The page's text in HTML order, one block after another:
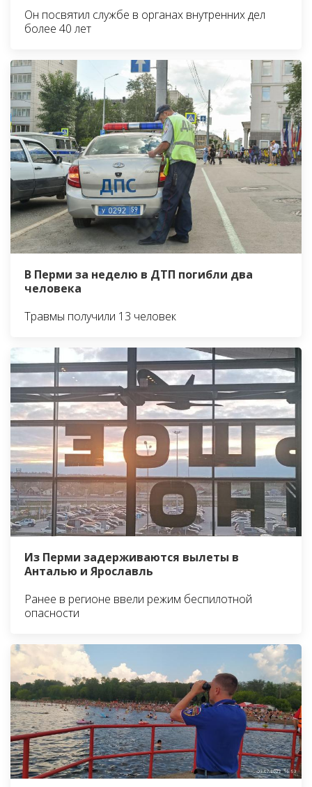
Он посвятил службе в органах внутренних дел
более 40 лет
В Перми за неделю в ДТП погибли два
человека
Травмы получили 13 человек
Из Перми задерживаются вылеты в
Анталью и Ярославль
Ранее в регионе ввели режим беспилотной
опасности